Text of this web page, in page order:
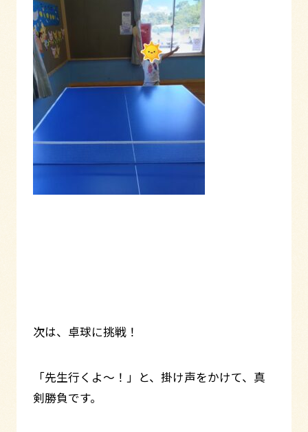
次は、卓球に挑戦！
「先生行くよ～！」と、掛け声をかけて、真
剣勝負です。